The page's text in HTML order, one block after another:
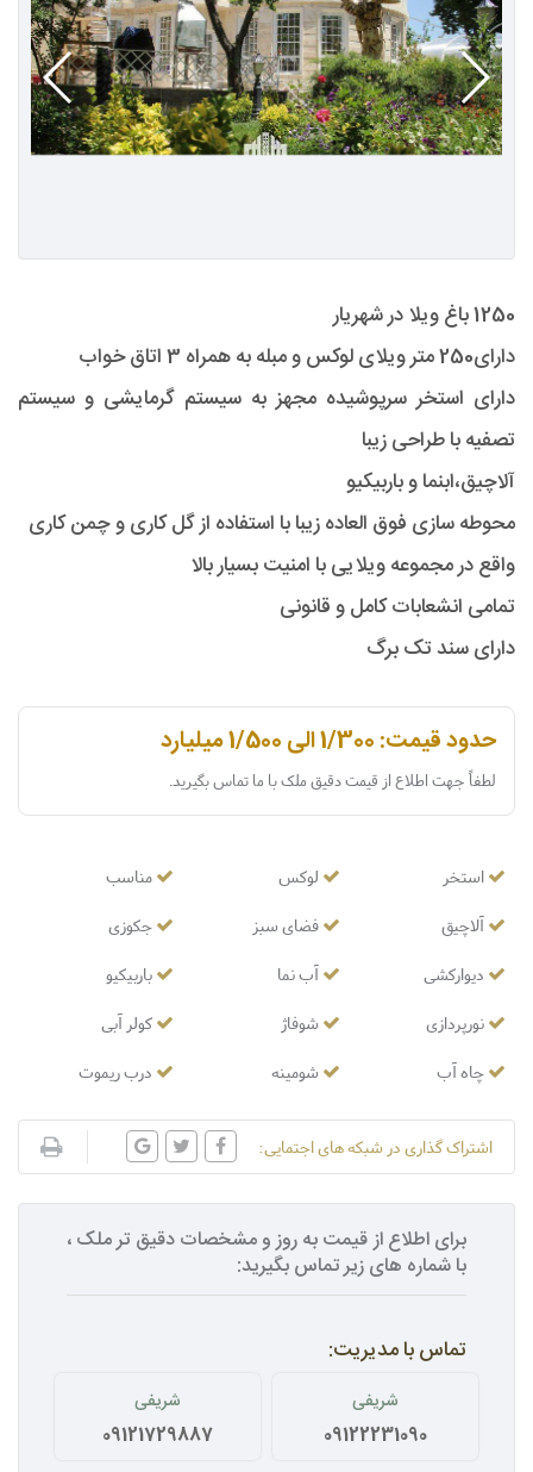
1250 باغ ویلا در شهریار
دارای250 متر ویلای لوکس و مبله به همراه 3 اتاق خواب
دارای استخر سرپوشیده مجهز به سیستم گرمایشی و سیستم
تصفیه با طراحی زیبا
آلاچیق،ابنما و باربیکیو
محوطه سازی فوق العاده زیبا با استفاده از گل کاری و چمن کاری
واقع در مجموعه ویلایی با امنیت بسیار بالا
تمامی انشعابات کامل و قانونی
دارای سند تک برگ
حدود قیمت: 1/300 الی 1/500 میلیارد
لطفاً جهت اطلاع از قیمت دقیق ملک با ما تماس بگیرید.
مناسب لوکس
استخر
جکوزی
فضای سبز
آلاچیق
باربیکیو
آب نما
دیوارکشی
کولر آبی
شوفاژ
نورپردازی
درب ریموت
شومینه چاه آب
اشتراک گذاری در شبکه های اجتمایی:
برای اطلاع از قیمت به روز و مشخصات دقیق تر ملک ،
با شماره های زیر تماس بگیرید:
تماس با مدیریت:
شریفی
09122231090
شریفی
09121729887